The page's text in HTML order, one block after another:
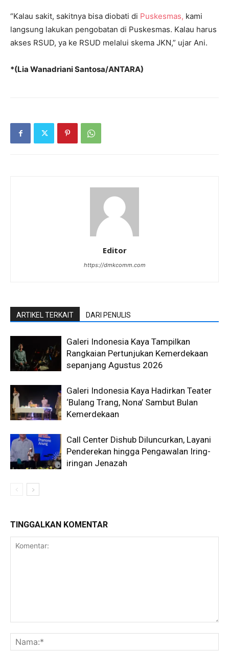
“Kalau sakit, sakitnya bisa diobati di Puskesmas, kami
langsung lakukan pengobatan di Puskesmas. Kalau harus
akses RSUD, ya ke RSUD melalui skema JKN,” ujar Ani.
*(Lia Wanadriani Santosa/ANTARA)
Editor
https://dmkcomm.com
ARTIKEL TERKAIT DARI PENULIS
Galeri Indonesia Kaya Tampilkan
Rangkaian Pertunjukan Kemerdekaan
sepanjang Agustus 2026
Galeri Indonesia Kaya Hadirkan Teater
‘Bulang Trang, Nona’ Sambut Bulan
Kemerdekaan
Call Center Dishub Diluncurkan, Layani
Penderekan hingga Pengawalan Iring-
iringan Jenazah
TINGGALKAN KOMENTAR